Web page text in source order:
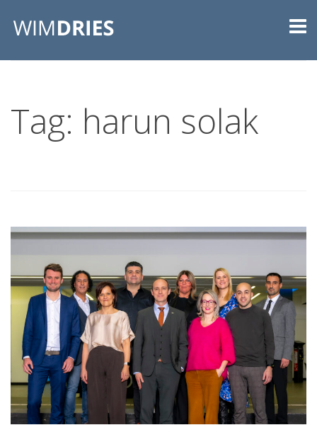
Tag: harun solak